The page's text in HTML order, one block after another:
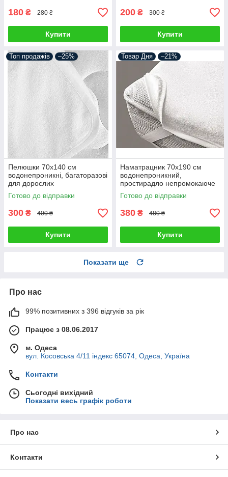
180 ₴ 280 ₴
Купити
200 ₴ 300 ₴
Купити
Топ продажів –25%
Пелюшки 70х140 см
водонепроникні, багаторазові
для дорослих
Готово до відправки
300 ₴ 400 ₴
Купити
Товар Дня –21%
Наматрацник 70х190 см
водонепроникний,
простирадло непромокаюче
махрове на 4 гумках по кутах
Готово до відправки
380 ₴ 480 ₴
Купити
Показати ще
Про нас
99% позитивних з 396 відгуків за рік
Працює з 08.06.2017
м. Одеса
вул. Косовська 4/11 індекс 65074, Одеса, Україна
Контакти
Сьогодні вихідний
Показати весь графік роботи
Про нас
Контакти